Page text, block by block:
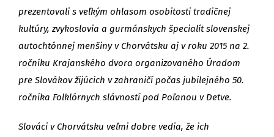
prezentovali s veľkým ohlasom osobitosti tradičnej
kultúry, zvykoslovia a gurmánskych špecialít slovenskej
autochtónnej menšiny v Chorvátsku aj v roku 2015 na 2.
ročníku Krajanského dvora organizovaného Úradom
pre Slovákov žijúcich v zahraničí počas jubilejného 50.
ročníka Folklórnych slávností pod Poľanou v Detve.
Slováci v Chorvátsku veľmi dobre vedia, že ich